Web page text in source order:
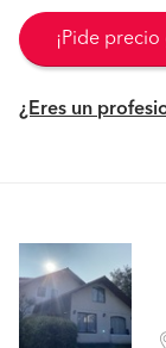
¡Pide
¿Eres un